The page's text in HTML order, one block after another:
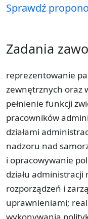
Sprawdź
Zadania
reprezentowanie
zewnętrznych oraz
pełnienie funkcji
pracowników
działami
nadzoru nad
i opracowywanie
działu
rozporządzeń i
uprawnieniami;
wykonywania